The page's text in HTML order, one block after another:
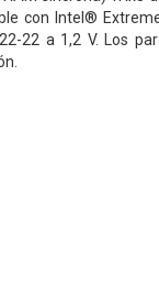
con Intel®
22 a 1,2 V. Los